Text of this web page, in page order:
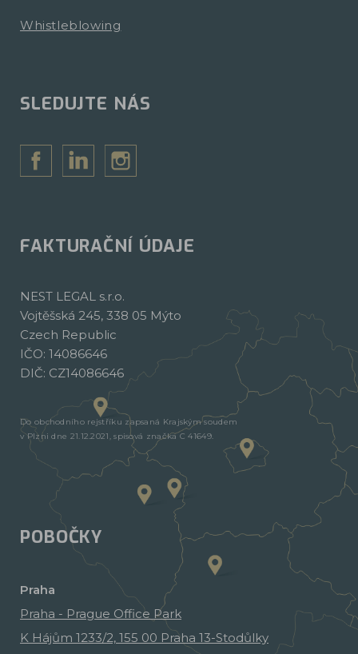
Whistleblowing
SLEDUJTE NÁS
FAKTURAČNÍ ÚDAJE
NEST LEGAL s.r.o.
Vojtěšská 245, 338 05 Mýto
Czech Republic
IČO: 14086646
DIČ: CZ14086646
Do obchodního rejstříku zapsaná Krajským soudem
v Plzni dne 21.12.2021, spisová značka C 41649.
POBOČKY
Praha
Praha - Prague Office Park
K Hájům 1233/2, 155 00 Praha 13-Stodůlky